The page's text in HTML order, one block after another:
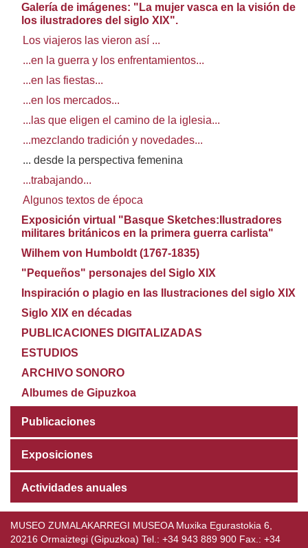
Galería de imágenes: "La mujer vasca en la visión de
los ilustradores del siglo XIX".
Los viajeros las vieron así ...
...en la guerra y los enfrentamientos...
...en las fiestas...
...en los mercados...
...las que eligen el camino de la iglesia...
...mezclando tradición y novedades...
... desde la perspectiva femenina
...trabajando...
Algunos textos de época
Exposición virtual "Basque Sketches:Ilustradores
militares británicos en la primera guerra carlista"
Wilhem von Humboldt (1767-1835)
"Pequeños" personajes del Siglo XIX
Inspiración o plagio en las Ilustraciones del siglo XIX
Siglo XIX en décadas
PUBLICACIONES DIGITALIZADAS
ESTUDIOS
ARCHIVO SONORO
Albumes de Gipuzkoa
Publicaciones
Exposiciones
Actividades anuales
MUSEO ZUMALAKARREGI MUSEOA Muxika Egurastokia 6,
20216 Ormaiztegi (Gipuzkoa) Tel.: +34 943 889 900 Fax.: +34